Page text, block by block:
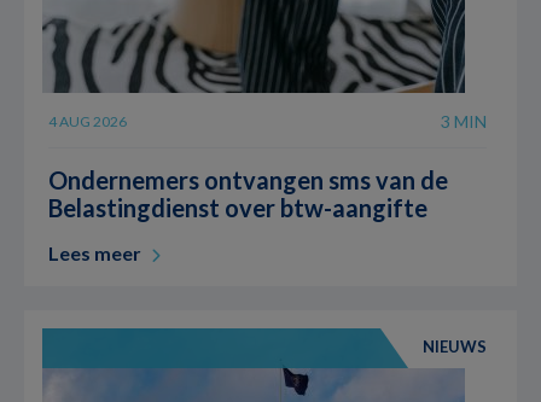
4 AUG 2026 3 MIN
Ondernemers ontvangen sms van de
Belastingdienst over btw-aangifte
Lees meer
NIEUWS